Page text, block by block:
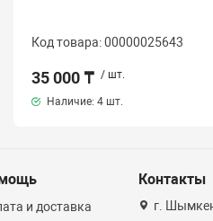
Код товара: 00000025643
35 000 ₸ / шт.
Наличие:4 шт.
и доставка
Контакты
г.